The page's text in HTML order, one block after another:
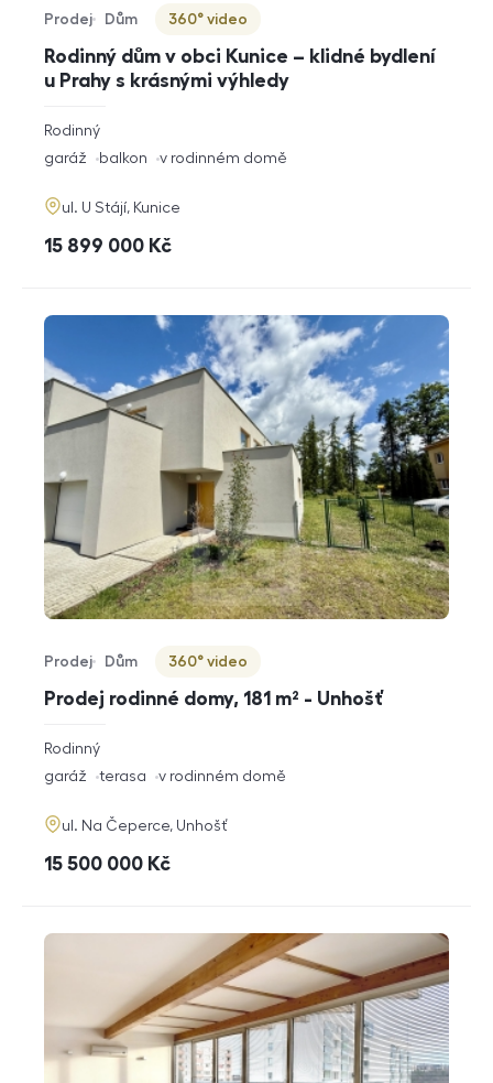
Rodinný dům v obci Kunice – klidné bydlení
u Prahy s krásnými výhledy
Typ nabídky
Prodej
Typ nemovitosti
Dům
Virtuální prohlídka
360° video
rozměry
dispozice
Rodinný
funkce
garáž balkon v rodinném domě
adresa
ul. U Stájí, Kunice
cena
15 899 000 Kč
Prodej rodinné domy, 181 m² - Unhošť
Typ nabídky
Prodej
Typ nemovitosti
Dům
Virtuální prohlídka
360° video
rozměry
dispozice
Rodinný
funkce
garáž terasa v rodinném domě
adresa
ul. Na Čeperce, Unhošť
cena
15 500 000 Kč